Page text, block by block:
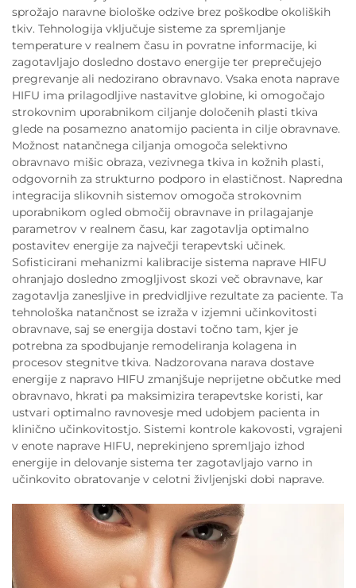
sprožajo naravne biološke odzive brez poškodbe okoliških
tkiv. Tehnologija vključuje sisteme za spremljanje
temperature v realnem času in povratne informacije, ki
zagotavljajo dosledno dostavo energije ter preprečujejo
pregrevanje ali nedozirano obravnavo. Vsaka enota naprave
HIFU ima prilagodljive nastavitve globine, ki omogočajo
strokovnim uporabnikom ciljanje določenih plasti tkiva
glede na posamezno anatomijo pacienta in cilje obravnave.
Možnost natančnega ciljanja omogoča selektivno
obravnavo mišic obraza, vezivnega tkiva in kožnih plasti,
odgovornih za strukturno podporo in elastičnost. Napredna
integracija slikovnih sistemov omogoča strokovnim
uporabnikom ogled območij obravnave in prilagajanje
parametrov v realnem času, kar zagotavlja optimalno
postavitev energije za največji terapevtski učinek.
Sofisticirani mehanizmi kalibracije sistema naprave HIFU
ohranjajo dosledno zmogljivost skozi več obravnave, kar
zagotavlja zanesljive in predvidljive rezultate za paciente. Ta
tehnološka natančnost se izraža v izjemni učinkovitosti
obravnave, saj se energija dostavi točno tam, kjer je
potrebna za spodbujanje remodeliranja kolagena in
procesov stegnitve tkiva. Nadzorovana narava dostave
energije z napravo HIFU zmanjšuje neprijetne občutke med
obravnavo, hkrati pa maksimizira terapevtske koristi, kar
ustvari optimalno ravnovesje med udobjem pacienta in
klinično učinkovitostjo. Sistemi kontrole kakovosti, vgrajeni
v enote naprave HIFU, neprekinjeno spremljajo izhod
energije in delovanje sistema ter zagotavljajo varno in
učinkovito obratovanje v celotni življenjski dobi naprave.